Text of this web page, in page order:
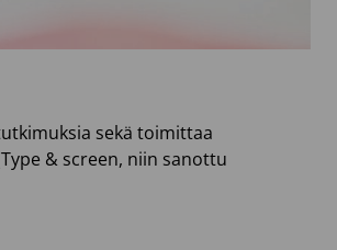
sekä toimittaa
& screen, niin sanottu